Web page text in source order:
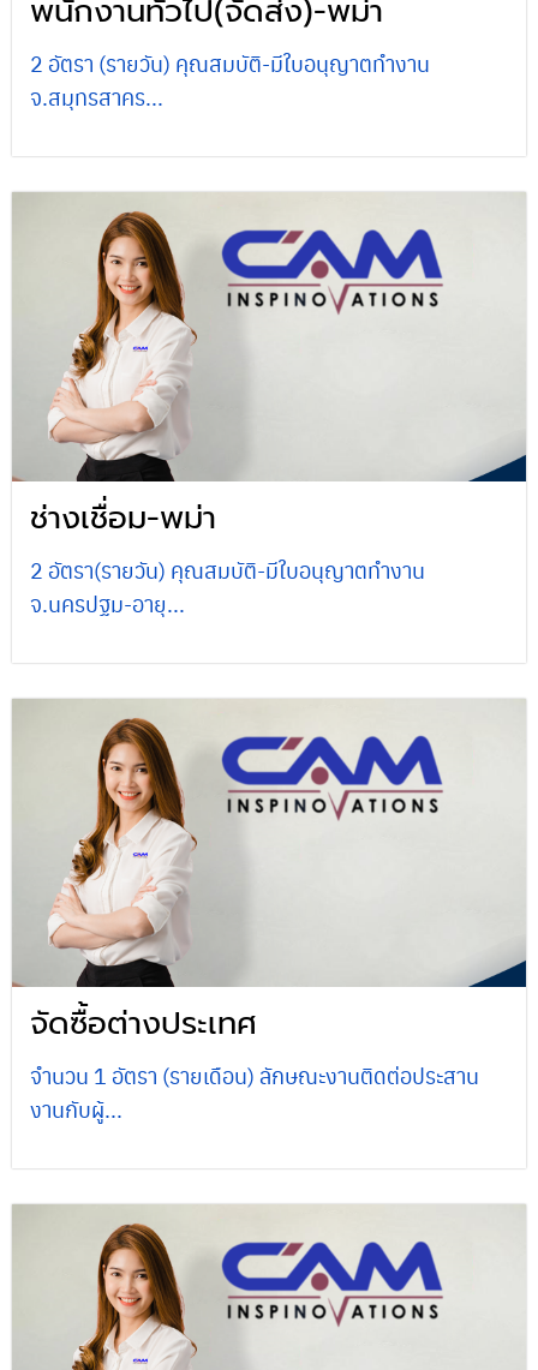
พนักงานทั่วไป(จัดส่ง)-พม่า
2 อัตรา (รายวัน) คุณสมบัติ-มีใบอนุญาตทำงาน
จ.สมุทรสาคร...
ช่างเชื่อม-พม่า
2 อัตรา(รายวัน) คุณสมบัติ-มีใบอนุญาตทำงาน
จ.นครปฐม-อายุ...
จัดซื้อต่างประเทศ
จำนวน 1 อัตรา (รายเดือน) ลักษณะงานติดต่อประสาน
งานกับผู้...